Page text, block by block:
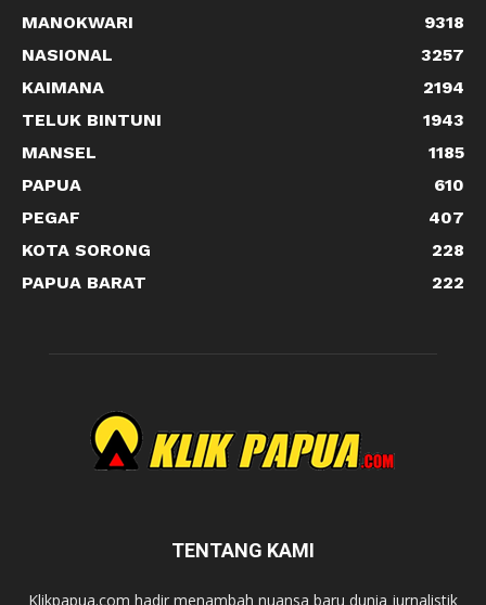
MANOKWARI
9318
NASIONAL
3257
KAIMANA
2194
TELUK BINTUNI
1943
MANSEL
1185
PAPUA
610
PEGAF
407
KOTA SORONG
228
PAPUA BARAT
222
TENTANG KAMI
Klikpapua.com hadir menambah nuansa baru dunia jurnalistik